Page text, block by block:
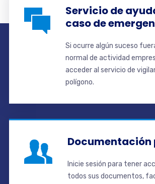
Servicio de
caso de
Si ocurre algún suceso
normal de actividad
acceder al servicio de
polígono.
Inicie sesión para tener
todos sus documentos,